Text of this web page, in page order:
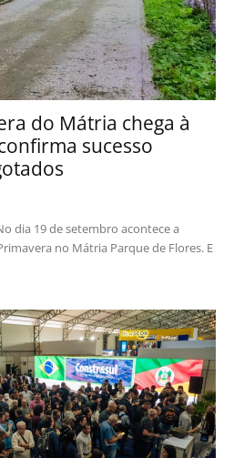
do Mátria chega à
sucesso
dia 19 de setembro acontece a
no Mátria Parque de Flores. E